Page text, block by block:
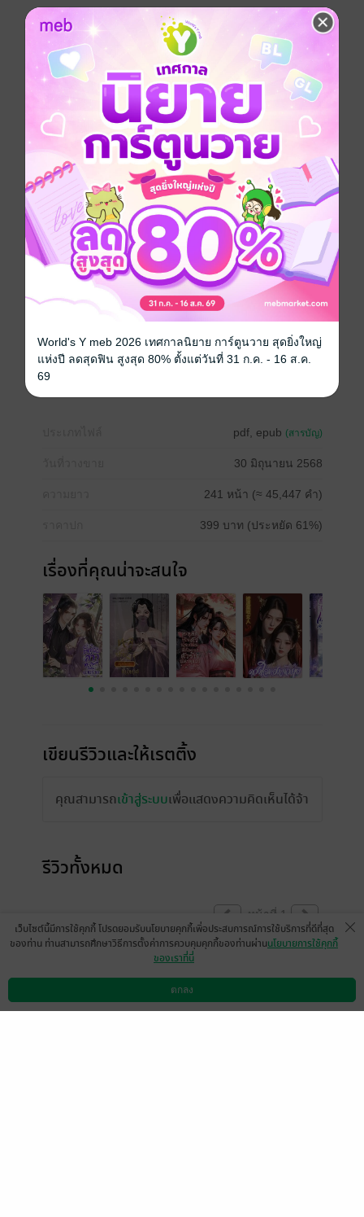
คำโปรย...
เมื่อจินนี่ทะลุมิติเข้ามาอยู่ในร่างของตัวประกอบสุดอาภัพ
จากนิยายที่เพิ่งอ่านจบไป!
"ให้ตายเถอะ! อ่านนิยายดี ๆ ไม่ชอบ ดันทะลุเข้ามาเป็น
นางร้ายตัวประกอบที่ต้องต้องตายตั้งแต่ต้นเรื่องเนี่ยนะ!"
และเมื่อพยายามที่จะเปลี่ยนแปลงชะตากรรมของตนเอง
เธอกลับพบว่าเรื่องราวมันไม่ได้ง่ายที่คิด เมื่อมีตัวแปรอย่าง
เขา บุรุษผู้นั้น!!
*****************************************
อ่านตัวอย่างกันก่อนได้นะขอรับ
-----ซื้อในเว็บราคาจะถูกกว่า IOS -------
จีนโบราณ ทะลุมิติ ตลก โรแมนติก
ย้อนยุค/พีเรียด
pdf, epub (สารบัญ)
30 มิถุนายน 2568
241 หน้า (≈ 45,447 คำ)
399 บาท (ประหยัด 61%)
เรื่องที่คุณน่าจะสนใจ
เขียนรีวิวและให้เรตติ้ง
คุณสามารถเข้าสู่ระบบเพื่อแสดงความคิดเห็นได้จ้า
รีวิวทั้งหมด
หน้าที่ 1
0 มีแล้ว - คุณชายซันโซล
ดาวน์โหลดแอป วิธีการใช้งาน ติดต่อเรา
เว็บไซต์นี้มีการใช้คุกกี้ โปรดยอมรับนโยบายคุกกี้เพื่อประสบการณ์การใช้บริการที่ดีที่สุด
ของท่าน ท่านสามารถศึกษาวิธีการตั้งค่าการควบคุมคุกกี้ของท่านผ่านนโยบายการใช้คุกกี้
ของเราที่นี่
ตกลง
World's Y meb 2026 เทศกาลนิยาย การ์ตูนวาย สุดยิ่งใหญ่
แห่งปี ลดสุดฟิน สูงสุด 80% ตั้งแต่วันที่ 31 ก.ค. - 16 ส.ค.
69